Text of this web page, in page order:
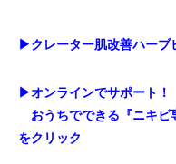
▶︎クレーター肌改善ハーブ
▶︎オンラインでサポート！
おうちでできる『ニキ
をクリック